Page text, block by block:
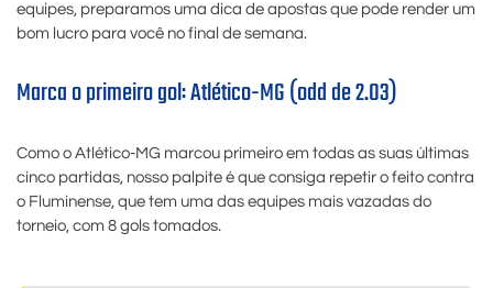
equipes, preparamos uma dica de apostas que pode render um
bom lucro para você no final de semana.
Marca o primeiro gol: Atlético-MG (odd de 2.03)
Como o Atlético-MG marcou primeiro em todas as suas últimas
cinco partidas, nosso palpite é que consiga repetir o feito contra
o Fluminense, que tem uma das equipes mais vazadas do
torneio, com 8 gols tomados.